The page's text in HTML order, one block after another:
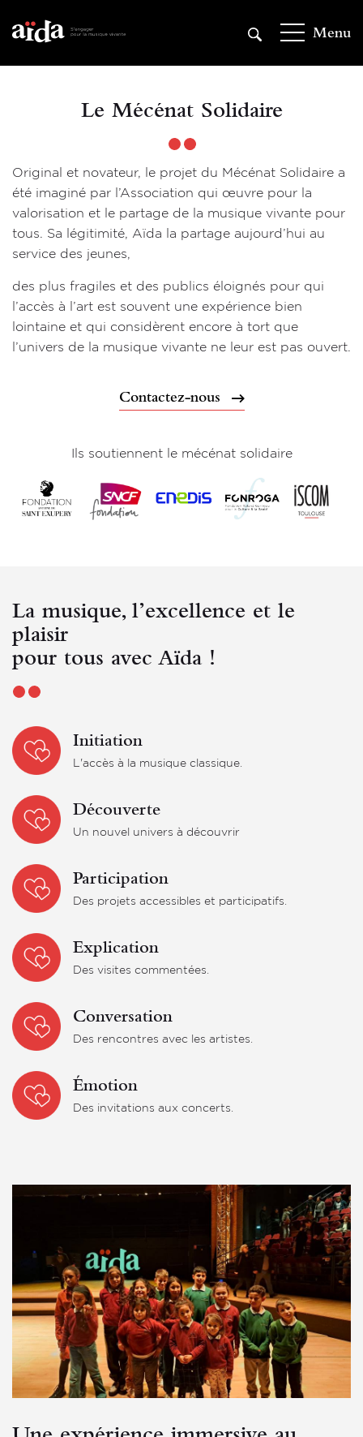
au
contenu
Menu
Le Mécénat Solidaire
Original et novateur, le projet du Mécénat Solidaire a
été imaginé par l’Association qui œuvre pour la
valorisation et le partage de la musique vivante pour
tous. Sa légitimité, Aïda la partage aujourd’hui au
service des jeunes,
des plus fragiles et des publics éloignés pour qui
l’accès à l’art est souvent une expérience bien
lointaine et qui considèrent encore à tort que
l’univers de la musique vivante ne leur est pas ouvert.
Contactez-nous
Ils soutiennent le mécénat solidaire
La musique, l’excellence et le
plaisir
pour tous avec Aïda !
Initiation
L'accès à la musique classique.
Découverte
Un nouvel univers à découvrir
Participation
Des projets accessibles et participatifs.
Explication
Des visites commentées.
Conversation
Des rencontres avec les artistes.
Émotion
Des invitations aux concerts.